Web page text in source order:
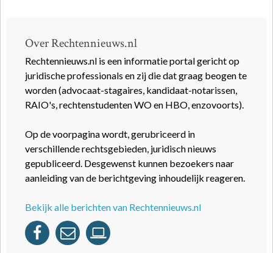
Over Rechtennieuws.nl
Rechtennieuws.nl is een informatie portal gericht op
juridische professionals en zij die dat graag beogen te
worden (advocaat-stagaires, kandidaat-notarissen,
RAIO's, rechtenstudenten WO en HBO, enzovoorts).
Op de voorpagina wordt, gerubriceerd in
verschillende rechtsgebieden, juridisch nieuws
gepubliceerd. Desgewenst kunnen bezoekers naar
aanleiding van de berichtgeving inhoudelijk reageren.
Bekijk alle berichten van Rechtennieuws.nl